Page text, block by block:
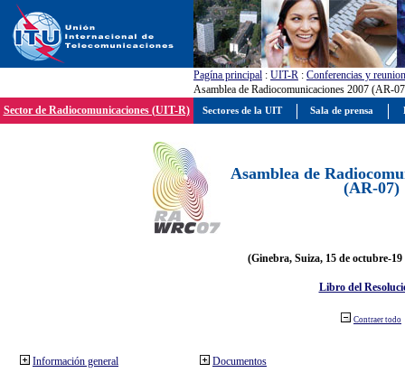
Pagína principal : UIT-R : Conferencias y
Asamblea de Radiocomunicaciones 2007 (AR-
Sector de Radiocomunicaciones (UIT-R)
Asamblea de
(AR-07)
(Ginebra, Suiza, 15 de octubre-19
Libro del
Contraer todo
Información general Documentos
Sectores de la UIT Sala de prensa